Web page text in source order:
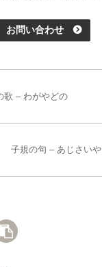
お問い合わせ
歌 – わがやどの
子規の句 – あじさいや